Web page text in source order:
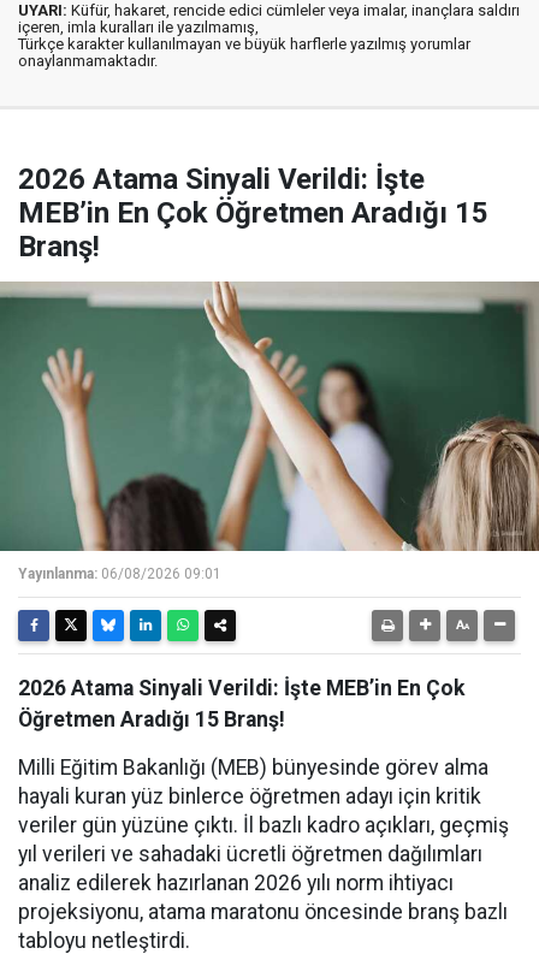
UYARI: Küfür, hakaret, rencide edici cümleler veya imalar, inançlara saldırı
içeren, imla kuralları ile yazılmamış,
Türkçe karakter kullanılmayan ve büyük harflerle yazılmış yorumlar
onaylanmamaktadır.
2026 Atama Sinyali Verildi: İşte
MEB’in En Çok Öğretmen Aradığı 15
Branş!
Yayınlanma: 06/08/2026 09:01
2026 Atama Sinyali Verildi: İşte MEB’in En Çok
Öğretmen Aradığı 15 Branş!
Milli Eğitim Bakanlığı (MEB) bünyesinde görev alma
hayali kuran yüz binlerce öğretmen adayı için kritik
veriler gün yüzüne çıktı. İl bazlı kadro açıkları, geçmiş
yıl verileri ve sahadaki ücretli öğretmen dağılımları
analiz edilerek hazırlanan 2026 yılı norm ihtiyacı
projeksiyonu, atama maratonu öncesinde branş bazlı
tabloyu netleştirdi.